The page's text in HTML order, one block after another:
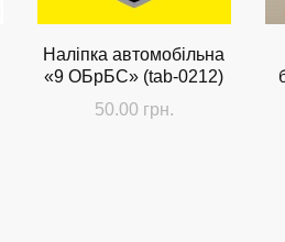
Наліпка автомобільна
«9 ОБрБС» (tab-0212)
50.00 грн.